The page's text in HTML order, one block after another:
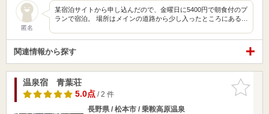
匿名
某宿泊サイトから申し込んだので、金曜日に5400円で朝食付のプ
ランで宿泊。 場所はメインの道路から少し入ったところにある…
関連情報から探す
お気に入
りに追加
温泉宿 青葉荘
5.0点/ 2 件
長野県 / 松本市 / 乗鞍高原温泉